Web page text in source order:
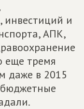
инвестиций и
АПК,
еще тремя
даже в 2015